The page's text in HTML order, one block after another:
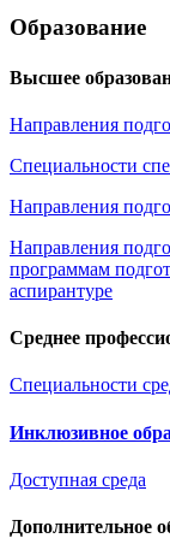
Образование
Высшее
Направления
Специальности
Направления
Направления
программам
аспирантуре
Среднее
Специальности
Инклюзивное
Доступная среда
Дополнительное